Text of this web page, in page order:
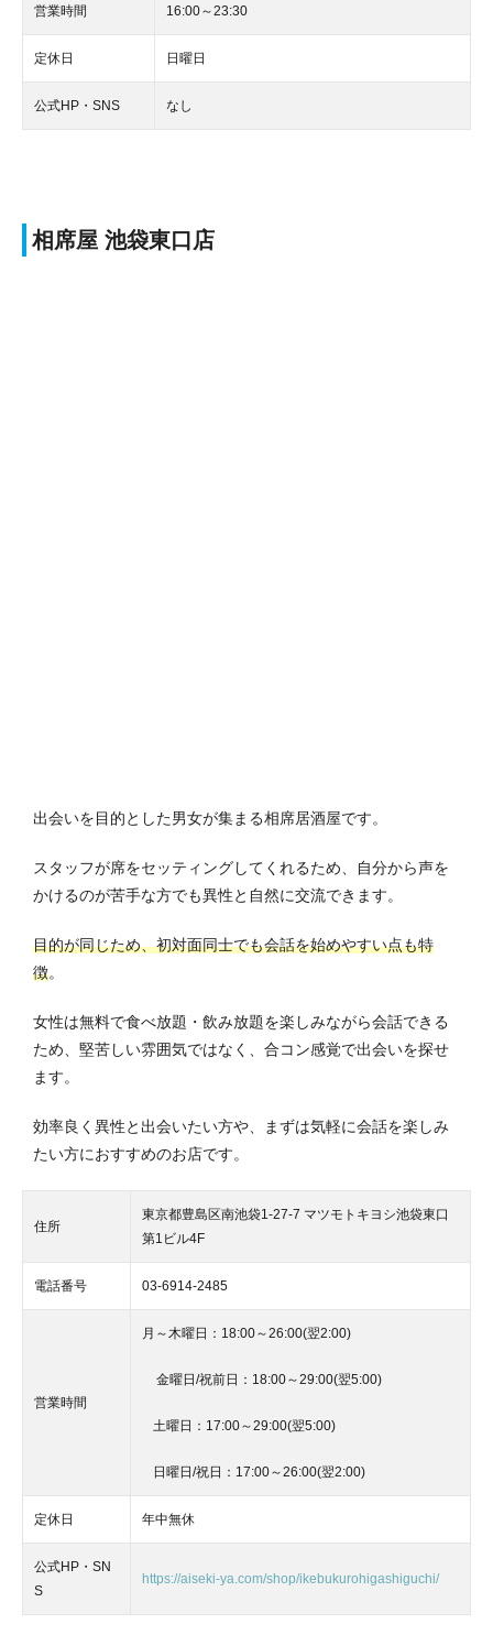
営業時間 16:00～23:30
定休日 日曜日
公式HP・SNS なし
相席屋 池袋東口店
出会いを目的とした男女が集まる相席居酒屋です。
スタッフが席をセッティングしてくれるため、自分から声を
かけるのが苦手な方でも異性と自然に交流できます。
目的が同じため、初対面同士でも会話を始めやすい点も特
徴。
女性は無料で食べ放題・飲み放題を楽しみながら会話できる
ため、堅苦しい雰囲気ではなく、合コン感覚で出会いを探せ
ます。
効率良く異性と出会いたい方や、まずは気軽に会話を楽しみ
たい方におすすめのお店です。
住所
東京都豊島区南池袋1-27-7 マツモトキヨシ池袋東口
第1ビル4F
電話番号 03-6914-2485
営業時間
月～木曜日：18:00～26:00(翌2:00)
金曜日/祝前日：18:00～29:00(翌5:00)
土曜日：17:00～29:00(翌5:00)
日曜日/祝日：17:00～26:00(翌2:00)
定休日 年中無休
公式HP・SN
S
https://aiseki-ya.com/shop/ikebukurohigashiguchi/